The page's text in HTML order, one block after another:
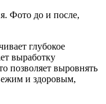
глубокое
выработку
позволяет выровнять
и здоровым,